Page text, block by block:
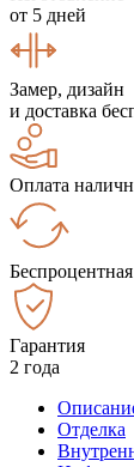
от 5 дней
Замер, дизайн
и доставка
Оплата
Гарантия
2 года
Отделка